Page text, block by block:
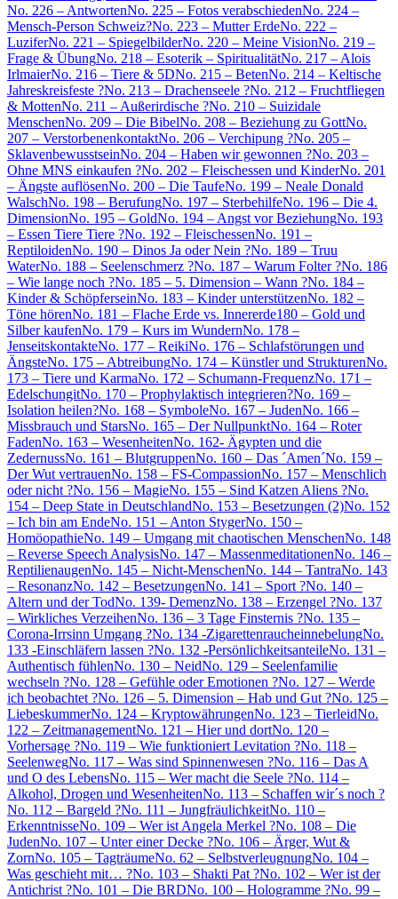
No. 226 – AntwortenNo. 225 – Fotos verabschiedenNo. 224 –
Mensch-Person Schweiz?No. 223 – Mutter ErdeNo. 222 –
LuziferNo. 221 – SpiegelbilderNo. 220 – Meine VisionNo. 219 –
Frage & ÜbungNo. 218 – Esoterik – SpiritualitätNo. 217 – Alois
IrlmaierNo. 216 – Tiere & 5DNo. 215 – BetenNo. 214 – Keltische
Jahreskreisfeste ?No. 213 – Drachenseele ?No. 212 – Fruchtfliegen
& MottenNo. 211 – Außerirdische ?No. 210 – Suizidale
MenschenNo. 209 – Die BibelNo. 208 – Beziehung zu GottNo.
207 – VerstorbenenkontaktNo. 206 – Verchipung ?No. 205 –
SklavenbewusstseinNo. 204 – Haben wir gewonnen ?No. 203 –
Ohne MNS einkaufen ?No. 202 – Fleischessen und KinderNo. 201
– Ängste auflösenNo. 200 – Die TaufeNo. 199 – Neale Donald
WalschNo. 198 – BerufungNo. 197 – SterbehilfeNo. 196 – Die 4.
DimensionNo. 195 – GoldNo. 194 – Angst vor BeziehungNo. 193
– Essen Tiere Tiere ?No. 192 – FleischessenNo. 191 –
ReptiloidenNo. 190 – Dinos Ja oder Nein ?No. 189 – Truu
WaterNo. 188 – Seelenschmerz ?No. 187 – Warum Folter ?No. 186
– Wie lange noch ?No. 185 – 5. Dimension – Wann ?No. 184 –
Kinder & SchöpferseinNo. 183 – Kinder unterstützenNo. 182 –
Töne hörenNo. 181 – Flache Erde vs. Innererde180 – Gold und
Silber kaufenNo. 179 – Kurs im WundernNo. 178 –
JenseitskontakteNo. 177 – ReikiNo. 176 – Schlafstörungen und
ÄngsteNo. 175 – AbtreibungNo. 174 – Künstler und StrukturenNo.
173 – Tiere und KarmaNo. 172 – Schumann-FrequenzNo. 171 –
EdelschungitNo. 170 – Prophylaktisch integrieren?No. 169 –
Isolation heilen?No. 168 – SymboleNo. 167 – JudenNo. 166 –
Missbrauch und StarsNo. 165 – Der NullpunktNo. 164 – Roter
FadenNo. 163 – WesenheitenNo. 162- Ägypten und die
ZedernussNo. 161 – BlutgruppenNo. 160 – Das ´Amen´No. 159 –
Der Wut vertrauenNo. 158 – FS-CompassionNo. 157 – Menschlich
oder nicht ?No. 156 – MagieNo. 155 – Sind Katzen Aliens ?No.
154 – Deep State in DeutschlandNo. 153 – Besetzungen (2)No. 152
– Ich bin am EndeNo. 151 – Anton StygerNo. 150 –
HomöopathieNo. 149 – Umgang mit chaotischen MenschenNo. 148
– Reverse Speech AnalysisNo. 147 – MassenmeditationenNo. 146 –
ReptilienaugenNo. 145 – Nicht-MenschenNo. 144 – TantraNo. 143
– ResonanzNo. 142 – BesetzungenNo. 141 – Sport ?No. 140 –
Altern und der TodNo. 139- DemenzNo. 138 – Erzengel ?No. 137
– Wirkliches VerzeihenNo. 136 – 3 Tage Finsternis ?No. 135 –
Corona-Irrsinn Umgang ?No. 134 -ZigarettenraucheinnebelungNo.
133 -Einschläfern lassen ?No. 132 -PersönlichkeitsanteileNo. 131 –
Authentisch fühlenNo. 130 – NeidNo. 129 – Seelenfamilie
wechseln ?No. 128 – Gefühle oder Emotionen ?No. 127 – Werde
ich beobachtet ?No. 126 – 5. Dimension – Hab und Gut ?No. 125 –
LiebeskummerNo. 124 – KryptowährungenNo. 123 – TierleidNo.
122 – ZeitmanagementNo. 121 – Hier und dortNo. 120 –
Vorhersage ?No. 119 – Wie funktioniert Levitation ?No. 118 –
SeelenwegNo. 117 – Was sind Spinnenwesen ?No. 116 – Das A
und O des LebensNo. 115 – Wer macht die Seele ?No. 114 –
Alkohol, Drogen und WesenheitenNo. 113 – Schaffen wir´s noch ?
No. 112 – Bargeld ?No. 111 – JungfräulichkeitNo. 110 –
ErkenntnisseNo. 109 – Wer ist Angela Merkel ?No. 108 – Die
JudenNo. 107 – Unter einer Decke ?No. 106 – Ärger, Wut &
ZornNo. 105 – TagträumeNo. 62 – SelbstverleugnungNo. 104 –
Was geschieht mit… ?No. 103 – Shakti Pat ?No. 102 – Wer ist der
Antichrist ?No. 101 – Die BRDNo. 100 – Hologramme ?No. 99 –